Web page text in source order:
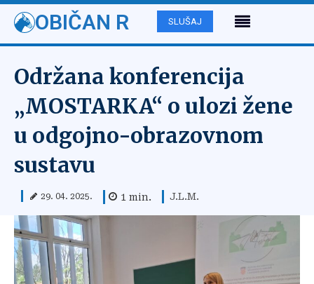
OBIČAN R SLUŠAJ
Održana konferencija
„MOSTARKA“ o ulozi žene
u odgojno-obrazovnom
sustavu
29. 04. 2025. 1 min. J.L.M.